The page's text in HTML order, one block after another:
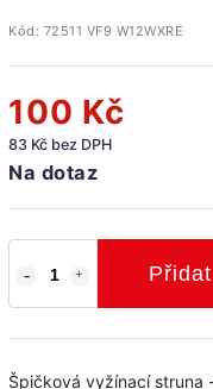
Kód: 72511 VF9 W12WXRE
100 Kč
83 Kč bez DPH
Na dotaz
Špičková vyžínací struna